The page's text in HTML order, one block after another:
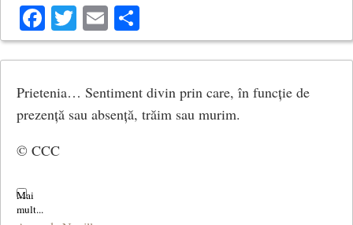
Facebook
Twitter
Email
Prietenia… Sentiment divin prin care, în funcție de
prezență sau absență, trăim sau murim.
© CCC